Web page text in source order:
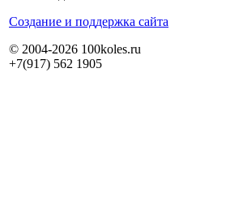
Cоздание и поддержка сайта
© 2004-2026 100koles.ru
+7(917) 562 1905